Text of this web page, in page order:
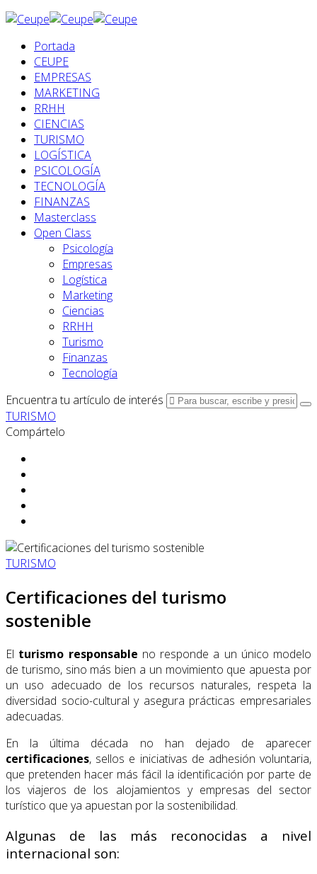
Portada
CEUPE
EMPRESAS
MARKETING
RRHH
CIENCIAS
TURISMO
LOGÍSTICA
PSICOLOGÍA
TECNOLOGÍA
FINANZAS
Masterclass
Open Class
Psicología
Empresas
Logística
Marketing
Ciencias
RRHH
Turismo
Finanzas
Tecnología
Encuentra tu artículo de interés
TURISMO
Compártelo
TURISMO
Certificaciones del turismo
sostenible
El turismo responsable no responde a un único modelo
de turismo, sino más bien a un movimiento que apuesta por
un uso adecuado de los recursos naturales, respeta la
diversidad socio-cultural y asegura prácticas empresariales
adecuadas.
En la última década no han dejado de aparecer
certificaciones, sellos e iniciativas de adhesión voluntaria,
que pretenden hacer más fácil la identificación por parte de
los viajeros de los alojamientos y empresas del sector
turístico que ya apuestan por la sostenibilidad.
Algunas de las más reconocidas a nivel
internacional son: